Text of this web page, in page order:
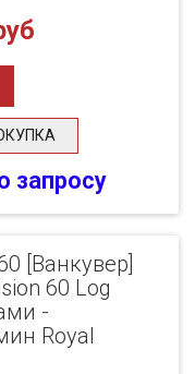
запросу
[Ванкувер]
60 Log
-
Royal